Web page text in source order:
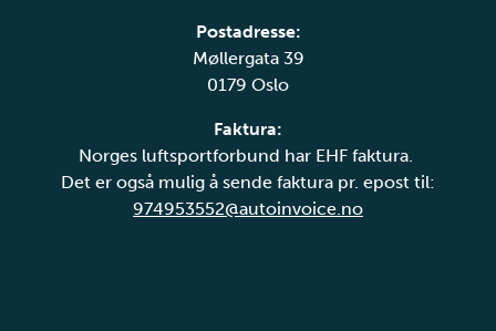
Postadresse:
Møllergata 39
0179 Oslo
Faktura:
Norges luftsportforbund har EHF faktura.
Det er også mulig å sende faktura pr. epost til:
974953552@autoinvoice.no